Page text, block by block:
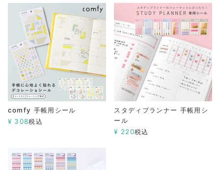
comfy 手帳用シール
¥ 308税込
スタディプランナー 手帳用シ
ール
¥ 220税込